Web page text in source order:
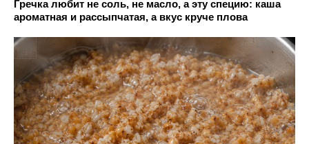
Гречка любит не соль, не масло, а эту специю: каша
ароматная и рассыпчатая, а вкус круче плова